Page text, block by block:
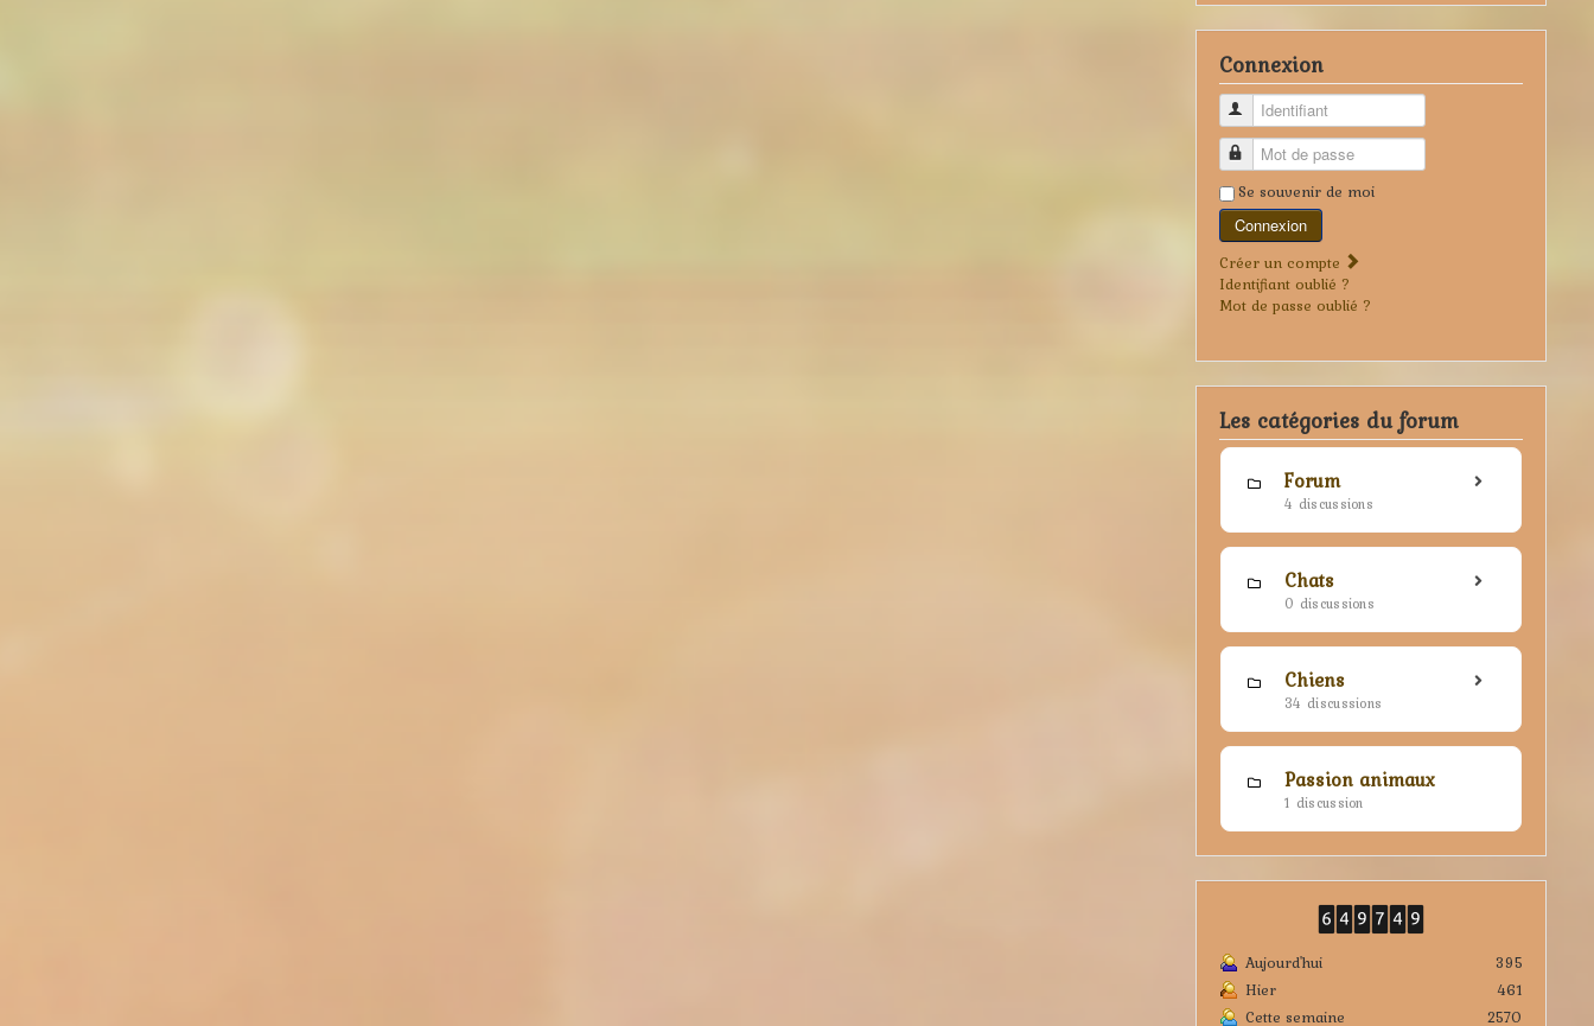
Connexion
Identifiant
Mot de passe
Se souvenir de moi
Connexion
Créer un compte
Identifiant oublié ?
Mot de passe oublié ?
Les catégories du forum
Forum
4 discussions
Chats
0 discussions
Chiens
34 discussions
Passion animaux
1 discussion
Aujourd'hui
395
Hier
461
Cette semaine
2570